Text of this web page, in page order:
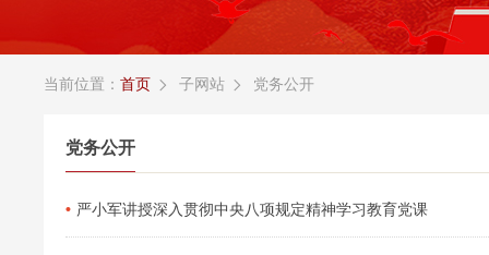
当前位置： 首页  子网站  党务公开
党务公开
严小军讲授深入贯彻中央八项规定精神学习教育党课